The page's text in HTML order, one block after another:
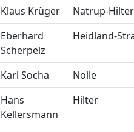
Klaus Krüger
Natrup-Hilter
Eberhard
Scherpelz
Heidland-
Karl Socha
Nolle
Hans
Kellersmann
Hilter